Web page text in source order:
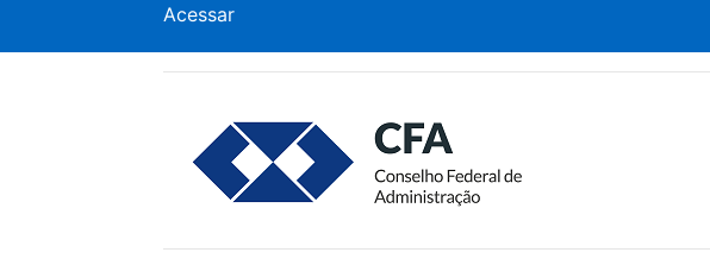
Acessar